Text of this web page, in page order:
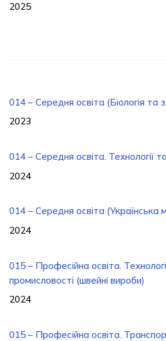
2025
014 – Середня освіта (Біологія
2023
014 – Середня освіта. Технології
2024
014 – Середня освіта (Українська
2024
015 – Професійна освіта.
промисловості (швейні вироби)
2024
015 – Професійна освіта.